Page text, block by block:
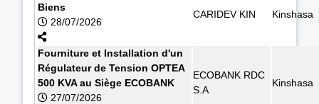
Biens
28/07/2026
CARIDEV KIN Kinshasa
Fourniture et Installation d'un
Régulateur de Tension OPTEA
500 KVA au Siège ECOBANK
27/07/2026
ECOBANK RDC
S.A
Kinshasa